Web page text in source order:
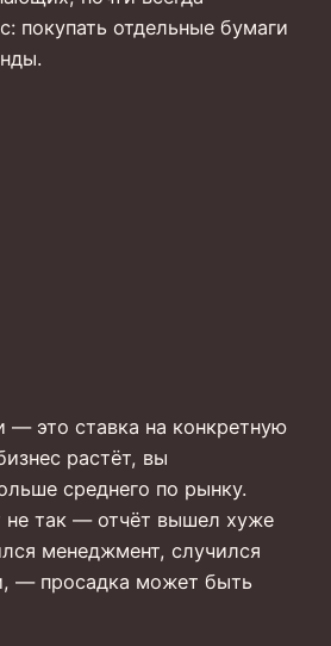
покупать отдельные бумаги
— это ставка на конкретную
растёт, вы
среднего по рынку.
не так — отчёт вышел хуже
менеджмент, случился
— просадка может быть